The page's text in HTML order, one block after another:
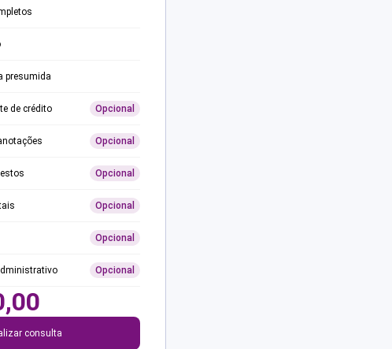
presumida
de crédito Opcional
Opcional
Opcional
Opcional
Opcional
Opcional
consulta